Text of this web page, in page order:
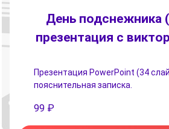
День подснежника
презентация с
Презентация PowerPoint (34
пояснительная записка.
99 ₽